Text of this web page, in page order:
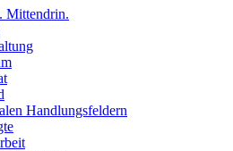
Mittendrin.
Handlungsfeldern